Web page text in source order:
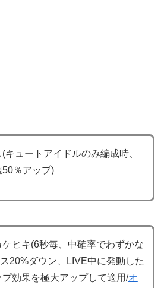
キュートアイドルのみ編成時、
％アップ)
ヒキ(6秒毎、中確率でわずかな
20%ダウン、LIVE中に発動した
効果を極大アップして適用/オ